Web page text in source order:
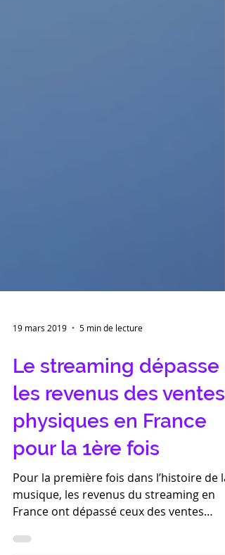
19 mars 2019 5 min de lecture
Le streaming dépasse
les revenus des ventes
physiques en France
pour la 1ère fois
Pour la première fois dans l’histoire de la
France ont dépassé ceux des ventes